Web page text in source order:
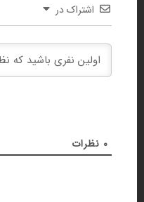
اشتراک در
0 نظرات